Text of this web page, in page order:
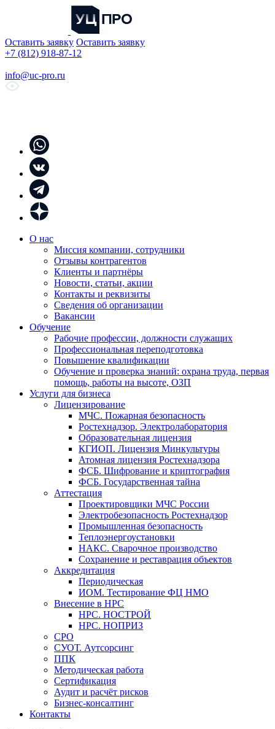
Оставить заявку Оставить заявку
+7 (812) 918-87-12
info@uc-pro.ru
О нас
Миссия компании, сотрудники
Отзывы контрагентов
Клиенты и партнёры
Новости, статьи, акции
Контакты и реквизиты
Сведения об организации
Вакансии
Обучение
Рабочие профессии, должности служащих
Профессиональная переподготовка
Повышение квалификации
Обучение и проверка знаний: охрана труда, первая
помощь, работы на высоте, ОЗП
Услуги для бизнеса
Лицензирование
МЧС. Пожарная безопасность
Ростехнадзор. Электролаборатория
Образовательная лицензия
КГИОП. Лицензия Минкультуры
Атомная лицензия Ростехнадзора
ФСБ. Шифрование и криптография
ФСБ. Государственная тайна
Аттестация
Проектировщики МЧС России
Электробезопасность Ростехнадзор
Промышленная безопасность
Теплоэнергоустановки
НАКС. Сварочное производство
Сохранение и реставрация объектов
Аккредитация
Периодическая
ИОМ. Тестирование ФЦ НМО
Внесение в НРС
НРС. НОСТРОЙ
НРС. НОПРИЗ
СРО
СУОТ. Аутсорсинг
ППК
Методическая работа
Сертификация
Аудит и расчёт рисков
Бизнес-консалтинг
Контакты